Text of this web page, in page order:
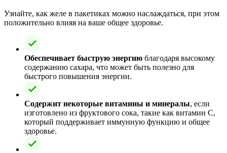
Узнайте, как желе в пакетиках можно наслаждаться, при этом
положительно влияя на ваше общее здоровье.
Обеспечивает быструю энергию благодаря высокому
содержанию сахара, что может быть полезно для
быстрого повышения энергии.
Содержит некоторые витамины и минералы, если
изготовлено из фруктового сока, такие как витамин C,
который поддерживает иммунную функцию и общее
здоровье.